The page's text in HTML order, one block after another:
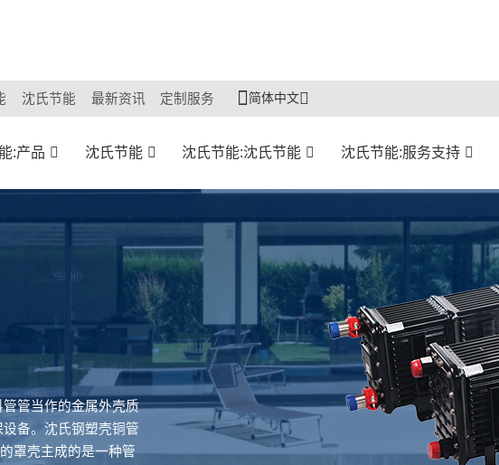
沈氏节能 最新资讯 定制服务 简体中文
:产品 沈氏节能 沈氏节能:沈氏节能 沈氏节能:服务支持
管当作的金属外壳质
备。沈氏钢塑壳铜管
罩壳主成的是一种管